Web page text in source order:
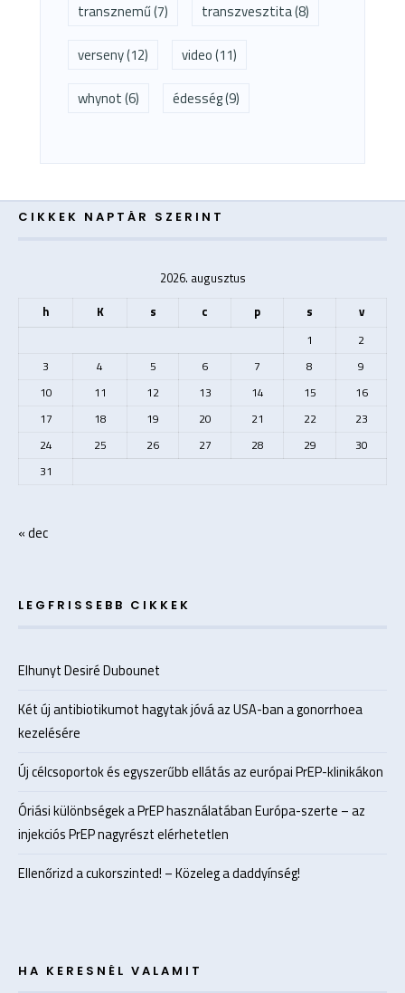
transznemű(7) transzvesztita(8)
verseny(12) video(11)
whynot(6) édesség(9)
CIKKEK NAPTÁR SZERINT
2026. augusztus
h
K s c p s v
1
2
3
4 5 6 7 8
9
10
11 12 13 14 15
16
17
18 19 20 21 22
23
24
25 26 27 28 29
30
31
« dec
LEGFRISSEBB CIKKEK
Elhunyt Desiré Dubounet
Két új antibiotikumot hagytak jóvá az USA-ban a gonorrhoea
kezelésére
Új célcsoportok és egyszerűbb ellátás az európai PrEP-klinikákon
Óriási különbségek a PrEP használatában Európa-szerte – az
injekciós PrEP nagyrészt elérhetetlen
Ellenőrizd a cukorszinted! – Közeleg a daddyínség!
HA KERESNÉL VALAMIT